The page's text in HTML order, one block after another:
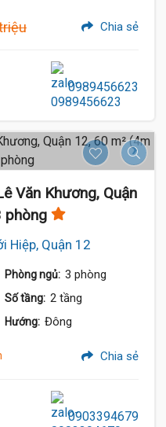
Chia sẻ
0989456623
Văn Khương, Quận
phòng
Hiệp, Quận 12
Phòng ngủ: 3 phòng
Số tầng: 2 tầng
Hướng: Đông
Chia sẻ
0903394679